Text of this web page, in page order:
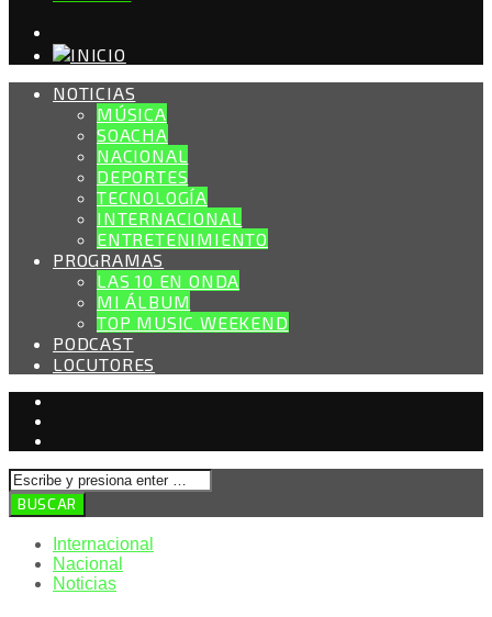
NOTICIAS
MÚSICA
SOACHA
NACIONAL
DEPORTES
TECNOLOGÍA
INTERNACIONAL
ENTRETENIMIENTO
PROGRAMAS
LAS 10 EN ONDA
MI ÁLBUM
TOP MUSIC WEEKEND
PODCAST
LOCUTORES
Internacional
Nacional
Noticias